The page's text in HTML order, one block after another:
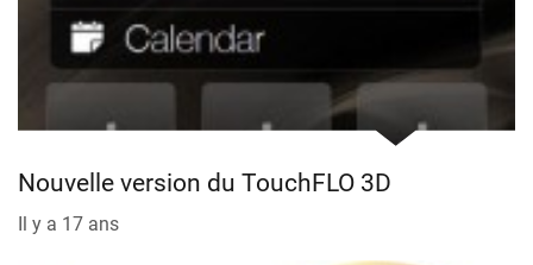
Nouvelle version du TouchFLO 3D
Il y a 17 ans